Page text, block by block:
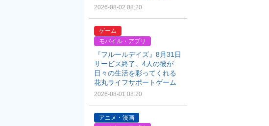
2026-08-02 08:20
ゲーム
モバイル・アプリ
『フルールデイズ』8月31日
サービス終了。4人の彼が
日々の生活を彩ってくれる
花丸ライフサポートゲーム
2026-08-01 08:20
アニメ・漫画